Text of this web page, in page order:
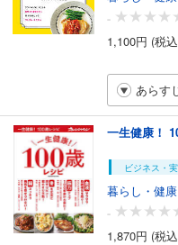
-
1,100円 (税
あらす
一生健康！
ビジネス・
暮らし・健
-
1,870円 (税